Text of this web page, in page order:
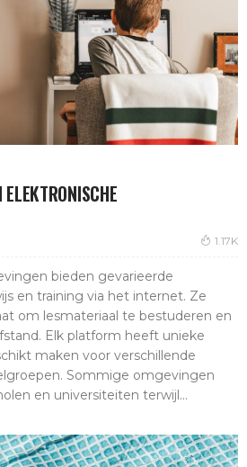
1.17K
bieden gevarieerde
en training via het internet. Ze
om lesmateriaal te bestuderen en
Elk platform heeft unieke
maken voor verschillende
Sommige omgevingen
en universiteiten terwijl...